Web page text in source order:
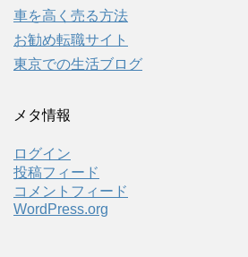
車を高く売る方法
お勧め転職サイト
東京での生活ブログ
メタ情報
ログイン
投稿フィード
コメントフィード
WordPress.org